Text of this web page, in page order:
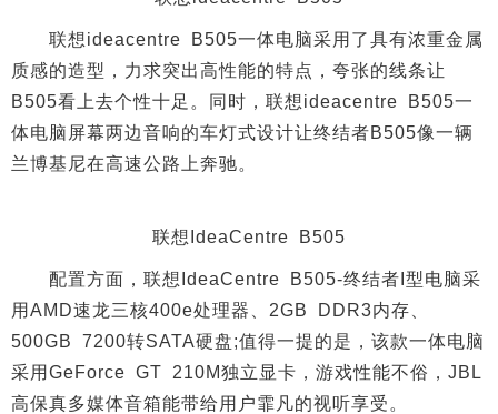
联想ideacentre B505一体电脑采用了具有浓重金属
质感的造型，力求突出高性能的特点，夸张的线条让
B505看上去个性十足。同时，联想ideacentre B505一
体电脑屏幕两边音响的车灯式设计让终结者B505像一辆
兰博基尼在高速公路上奔驰。
联想IdeaCentre B505
配置方面，联想IdeaCentre B505-终结者I型电脑采
用AMD速龙三核400e处理器、2GB DDR3内存、
500GB 7200转SATA硬盘;值得一提的是，该款一体电脑
采用GeForce GT 210M独立显卡，游戏性能不俗，JBL
高保真多媒体音箱能带给用户霏凡的视听享受。